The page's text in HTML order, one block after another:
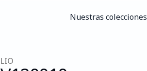
Nuestras colecciones
LIO